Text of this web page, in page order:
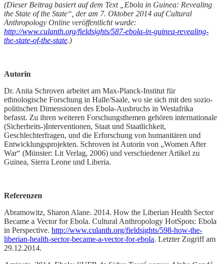
(Dieser Beitrag basiert auf dem Text „Ebola in Guinea: Revealing
the State of the State“, der am 7. Oktober 2014 auf Cultural
Anthropology Online veröffentlicht wurde:
http://www.culanth.org/fieldsights/587-ebola-in-guinea-revealing-
the-state-of-the-state.)
Autorin
Dr. Anita Schroven arbeitet am Max-Planck-Institut für
ethnologische Forschung in Halle/Saale, wo sie sich mit den sozio-
politischen Dimensionen des Ebola-Ausbruchs in Westafrika
befasst. Zu ihren weiteren Forschungsthemen gehören internationale
(Sicherheits-)Interventionen, Staat und Staatlichkeit,
Geschlechterfragen, und die Erforschung von humanitären und
Entwicklungsprojekten. Schroven ist Autorin von „Women After
War“ (Münster: Lit Verlag, 2006) und verschiedener Artikel zu
Guinea, Sierra Leone und Liberia.
Referenzen
Abramowitz, Sharon Alane. 2014. How the Liberian Health Sector
Became a Vector for Ebola. Cultural Anthropology HotSpots: Ebola
in Perspective. http://www.culanth.org/fieldsights/598-how-the-
liberian-health-sector-became-a-vector-for-ebola. Letzter Zugriff am
29.12.2014.